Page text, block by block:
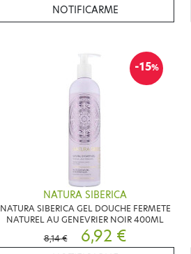
NOTIFICARME
-15%
NATURA SIBERICA
NATURA SIBERICA GEL DOUCHE FERMETE
NATUREL AU GENEVRIER NOIR 400ML
8,14 €
6,92 €